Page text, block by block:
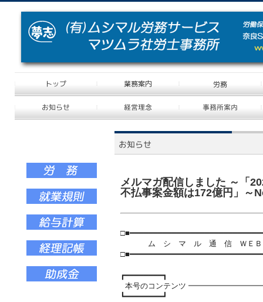
メルマガ配信しました ～「
不払事案金額は172億円」～
□■━━━━━━━━━━━━━━━━━━━━━━━━━━━━
ム シ マ ル 通 信 ＷＥＢ
□■━━━━━━━━━━━━━━━━━━━━━━━━━━━━
┏━━━━━━━━┓
本号のコンテンツ
┗━━━━━━━━┛